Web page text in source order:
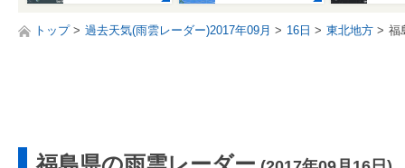
トップ 過去天気(雨雲レーダー)2017年09月 16日 東北地方 福